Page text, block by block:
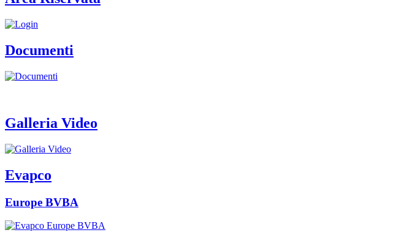
Documenti
Galleria Video
Evapco
Europe BVBA